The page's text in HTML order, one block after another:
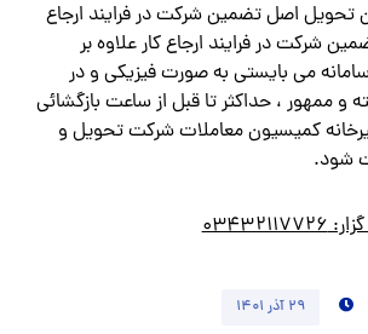
تحويل اصل تضمين شركت در فرايند ارجاع
شركت در فرايند ارجاع كار علاوه بر
سامانه مي بايستي به صورت فيزيكي و در
و ممهور ، حداكثر تا قبل از ساعت بازگشائي
كميسيون معاملات شركت تحويل و
شود.
۲۹ آذر ۱۴۰۱